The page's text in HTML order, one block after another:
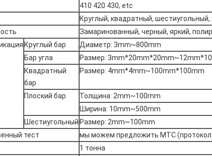
410 420 430, etc
Круглый, квадратный, шестиугольный,
Замаринованный, черный, яркий,
Круглый бар
Диаметр: 3mm~800mm
Бар угла
Размер:
Квадратный
бар
Размер: 4mm*4mm~100mm*100mm
Плоский бар
Толщина: 2mm~100mm
Ширина: 10mm~500mm
ШестиугольныйРазмер: 2mm~100mm
тест
мы можем предложить MTC
1 тонна